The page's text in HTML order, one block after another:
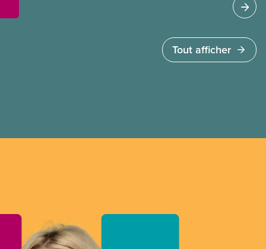
plus propres, plus sécuritaires et plus sûres que
celles entretenues par les sous-traitants. LeTout afficher